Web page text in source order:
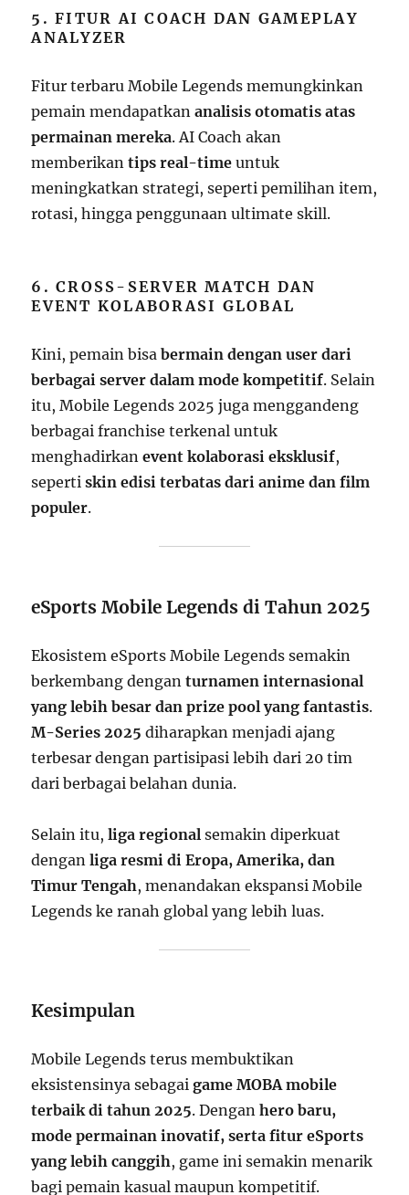
5. FITUR AI COACH DAN GAMEPLAY
ANALYZER
Fitur terbaru Mobile Legends memungkinkan
pemain mendapatkananalisis otomatis atas
permainan mereka. AI Coach akan
memberikantips real-time untuk
meningkatkan strategi, seperti pemilihan item,
rotasi, hingga penggunaan ultimate skill.
6. CROSS-SERVER MATCH DAN
EVENT KOLABORASI GLOBAL
Kini, pemain bisabermain dengan user dari
berbagai server dalam mode kompetitif. Selain
itu, Mobile Legends 2025 juga menggandeng
berbagai franchise terkenal untuk
menghadirkanevent kolaborasi eksklusif,
sepertiskin edisi terbatas dari anime dan film
populer.
eSports Mobile Legends di Tahun 2025
Ekosistem eSports Mobile Legends semakin
berkembang denganturnamen internasional
yang lebih besar dan prize pool yang fantastis.
M-Series 2025 diharapkan menjadi ajang
terbesar dengan partisipasi lebih dari 20 tim
dari berbagai belahan dunia.
Selain itu,liga regional semakin diperkuat
denganliga resmi di Eropa, Amerika, dan
Timur Tengah, menandakan ekspansi Mobile
Legends ke ranah global yang lebih luas.
Kesimpulan
Mobile Legends terus membuktikan
eksistensinya sebagaigame MOBA mobile
terbaik di tahun 2025. Denganhero baru,
mode permainan inovatif, serta fitur eSports
yang lebih canggih, game ini semakin menarik
bagi pemain kasual maupun kompetitif.